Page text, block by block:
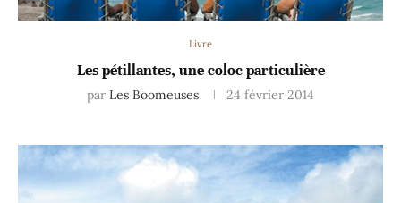
Livre
Les pétillantes, une coloc particulière
par Les Boomeuses 24 février 2014